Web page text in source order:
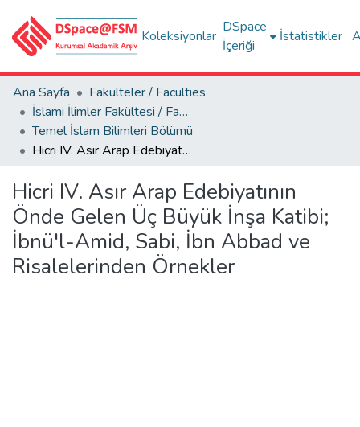
Koleksiyonlar
DSpace
İçeriği
İstatistikler
Ana Sayfa
Fakülteler / Faculties
İslami İlimler Fakültesi / Faculty of Islamic Sciences
Temel İslam Bilimleri Bölümü
Hicri IV. Asır Arap Edebiyatının Önde Gelen Üç Büyük İnşa Katibi; İbnü'l-Amid, Sabi, İbn Abbad ve Risalelerinden Örnekler
Hicri IV. Asır Arap Edebiyatının
Önde Gelen Üç Büyük İnşa Katibi;
İbnü'l-Amid, Sabi, İbn Abbad ve
Risalelerinden Örnekler